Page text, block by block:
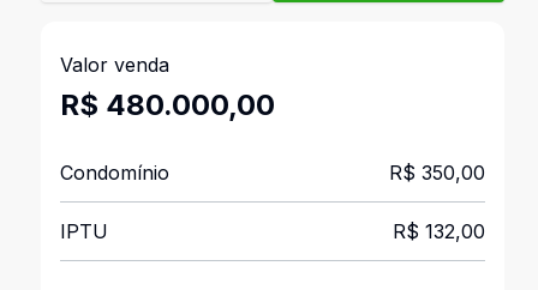
Valor venda
R$ 480.000,00
Condomínio R$ 350,00
IPTU R$ 132,00